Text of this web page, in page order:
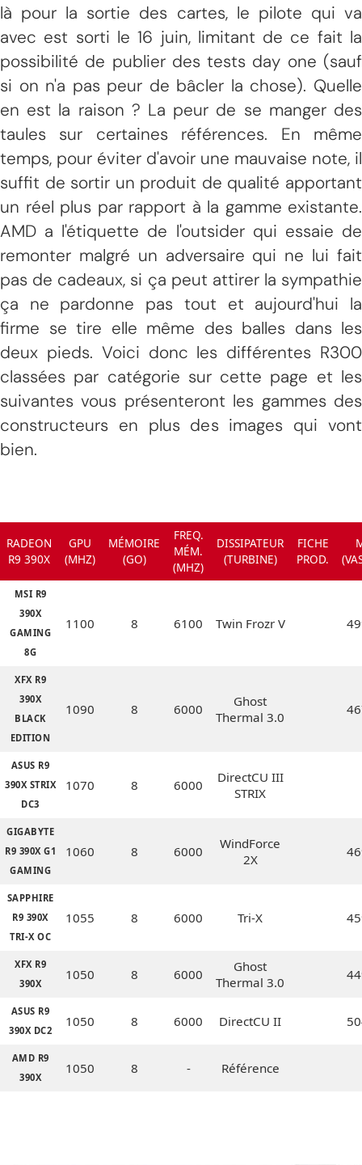
là pour la sortie des cartes, le pilote qui va
avec est sorti le 16 juin, limitant de ce fait la
possibilité de publier des tests day one (sauf
si on n'a pas peur de bâcler la chose). Quelle
en est la raison ? La peur de se manger des
taules sur certaines références. En même
temps, pour éviter d'avoir une mauvaise note, il
suffit de sortir un produit de qualité apportant
un réel plus par rapport à la gamme existante.
AMD a l'étiquette de l'outsider qui essaie de
remonter malgré un adversaire qui ne lui fait
pas de cadeaux, si ça peut attirer la sympathie
ça ne pardonne pas tout et aujourd'hui la
firme se tire elle même des balles dans les
deux pieds. Voici donc les différentes R300
classées par catégorie sur cette page et les
suivantes vous présenteront les gammes des
constructeurs en plus des images qui vont
bien.
RADEON
R9 390X
GPU
(MHZ)
MÉMOIRE
(GO)
FREQ.
MÉM.
(MHZ)
DISSIPATEUR
(TURBINE)
FICHE
PROD.
MSI R9
390X
GAMING
8G
1100 8 6100 Twin Frozr V
XFX R9
390X
BLACK
EDITION
1090 8 6000
Ghost
Thermal 3.0
ASUS R9
390X STRIX
DC3
1070 8 6000
DirectCU III
STRIX
GIGABYTE
R9 390X G1
GAMING
1060 8 6000
WindForce
2X
SAPPHIRE
R9 390X
TRI-X OC
1055 8 6000 Tri-X
XFX R9
390X
1050 8 6000
Ghost
Thermal 3.0
ASUS R9
390X DC2
1050 8 6000 DirectCU II
AMD R9
390X
1050 8 - Référence